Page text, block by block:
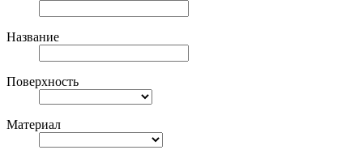
Название
Поверхность
Материал